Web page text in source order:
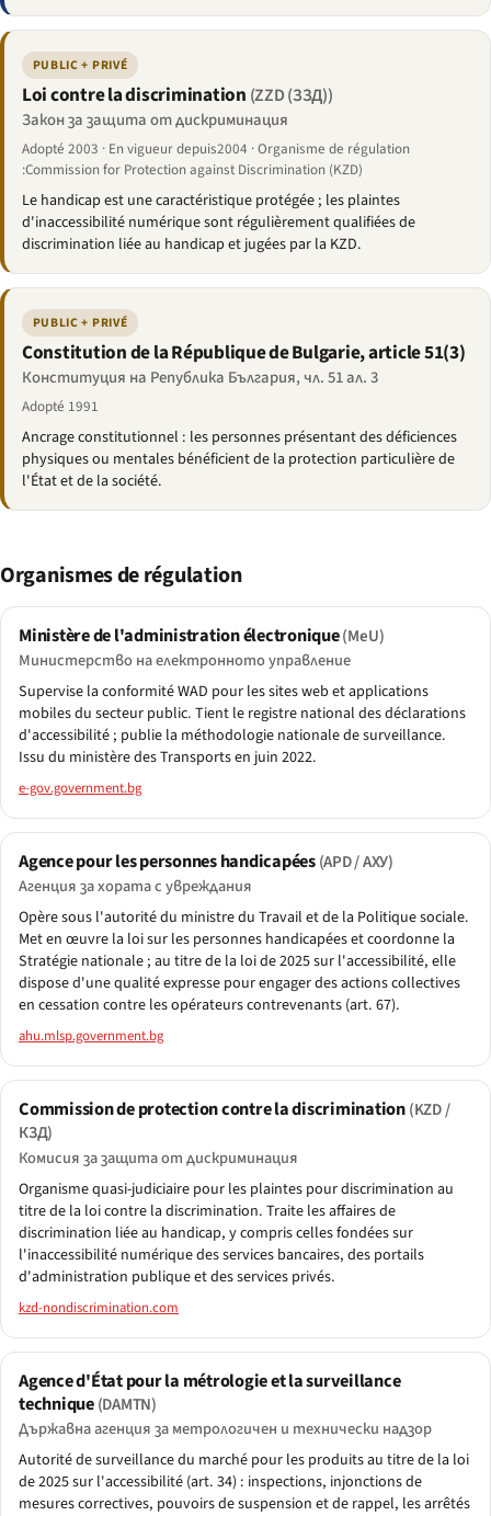
PUBLIC + PRIVÉ
Loi contre la discrimination (ZZD (ЗЗД))
Закон за защита от дискриминация
Adopté 2003 · En vigueur depuis2004 · Organisme de régulation
:Commission for Protection against Discrimination (KZD)
Le handicap est une caractéristique protégée ; les plaintes
d'inaccessibilité numérique sont régulièrement qualifiées de
discrimination liée au handicap et jugées par la KZD.
PUBLIC + PRIVÉ
Constitution de la République de Bulgarie, article 51(3)
Конституция на Република България, чл. 51 ал. 3
Adopté 1991
Ancrage constitutionnel : les personnes présentant des déficiences
physiques ou mentales bénéficient de la protection particulière de
l'État et de la société.
Organismes de régulation
Ministère de l'administration électronique(MeU)
Министерство на електронното управление
Supervise la conformité WAD pour les sites web et applications
mobiles du secteur public. Tient le registre national des déclarations
d'accessibilité ; publie la méthodologie nationale de surveillance.
Issu du ministère des Transports en juin 2022.
e-gov.government.bg
Agence pour les personnes handicapées(APD / АХУ)
Агенция за хората с увреждания
Opère sous l'autorité du ministre du Travail et de la Politique sociale.
Met en œuvre la loi sur les personnes handicapées et coordonne la
Stratégie nationale ; au titre de la loi de 2025 sur l'accessibilité, elle
dispose d'une qualité expresse pour engager des actions collectives
en cessation contre les opérateurs contrevenants (art. 67).
ahu.mlsp.government.bg
Commission de protection contre la discrimination(KZD /
КЗД)
Комисия за защита от дискриминация
Organisme quasi-judiciaire pour les plaintes pour discrimination au
titre de la loi contre la discrimination. Traite les affaires de
discrimination liée au handicap, y compris celles fondées sur
l'inaccessibilité numérique des services bancaires, des portails
d'administration publique et des services privés.
kzd-nondiscrimination.com
Agence d'État pour la métrologie et la surveillance
technique(DAMTN)
Държавна агенция за метрологичен и технически надзор
Autorité de surveillance du marché pour les produits au titre de la loi
de 2025 sur l'accessibilité (art. 34) : inspections, injonctions de
mesures correctives, pouvoirs de suspension et de rappel, les arrêtés